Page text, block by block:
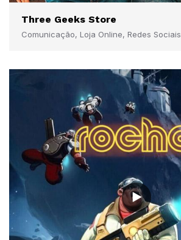
Three Geeks Store
Comunicação, Loja Online, Redes Sociais